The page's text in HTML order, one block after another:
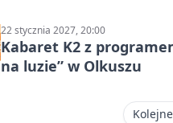
22 stycznia 2027, 20:00
Kabaret K2 z
na luzie” w Olkuszu